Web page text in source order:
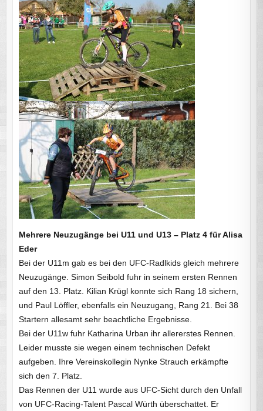
Mehrere Neuzugänge bei U11 und U13 – Platz 4 für Alisa
Eder
Bei der U11m gab es bei den UFC-Radlkids gleich mehrere
Neuzugänge. Simon Seibold fuhr in seinem ersten Rennen
auf den 13. Platz. Kilian Krügl konnte sich Rang 18 sichern,
und Paul Löffler, ebenfalls ein Neuzugang, Rang 21. Bei 38
Startern allesamt sehr beachtliche Ergebnisse.
Bei der U11w fuhr Katharina Urban ihr allererstes Rennen.
Leider musste sie wegen einem technischen Defekt
aufgeben. Ihre Vereinskollegin Nynke Strauch erkämpfte
sich den 7. Platz.
Das Rennen der U11 wurde aus UFC-Sicht durch den Unfall
von UFC-Racing-Talent Pascal Würth überschattet. Er